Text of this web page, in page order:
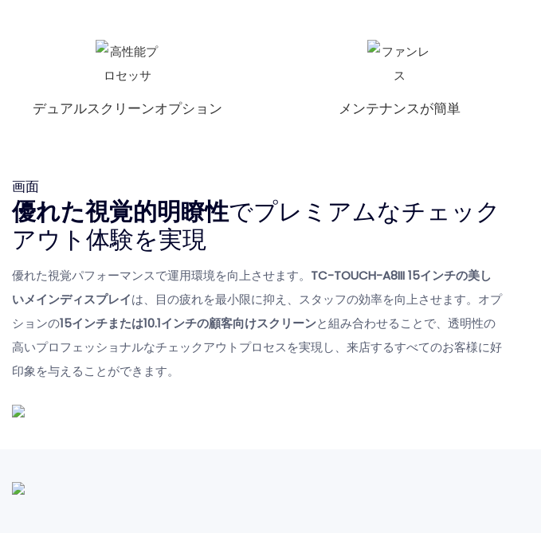
デュアルスクリーンオプション メンテナンスが簡単
画面
優れた視覚的明瞭性でプレミアムなチェック
アウト体験を実現
優れた視覚パフォーマンスで運用環境を向上させます。 TC-TOUCH-A8III15インチの美し
いメインディスプレイは、目の疲れを最小限に抑え、スタッフの効率を向上させます。オプ
ションの15インチまたは10.1インチの顧客向けスクリーンと組み合わせることで、透明性の
高いプロフェッショナルなチェックアウトプロセスを実現し、来店するすべてのお客様に好
印象を与えることができます。